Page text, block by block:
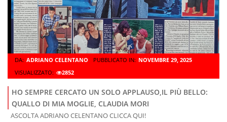
DA: ADRIANO CELENTANO PUBBLICATO IN: NOVEMBRE 29, 2025
VISUALIZZATO:
2852
HO SEMPRE CERCATO UN SOLO APPLAUSO,IL PIÙ BELLO:
QUALLO DI MIA MOGLIE, CLAUDIA MORI
ASCOLTA ADRIANO CELENTANO CLICCA QUI!